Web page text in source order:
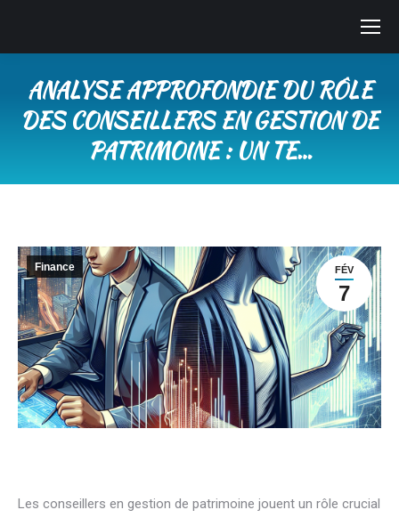
ANALYSE APPROFONDIE DU RÔLE
DES CONSEILLERS EN GESTION DE
PATRIMOINE : UN TE…
FÉV
7
Finance
Les conseillers en gestion de patrimoine jouent un rôle crucial